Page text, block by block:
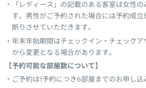
「レディース」の記載のある客室は女性
す。男性がご予約された場合には予約成
断りさせていただきます。
年末年始期間はチェックイン・チェック
から変更となる場合があります。
【予約可能な部屋数について】
ご予約は1予約につき6部屋までのお申し込